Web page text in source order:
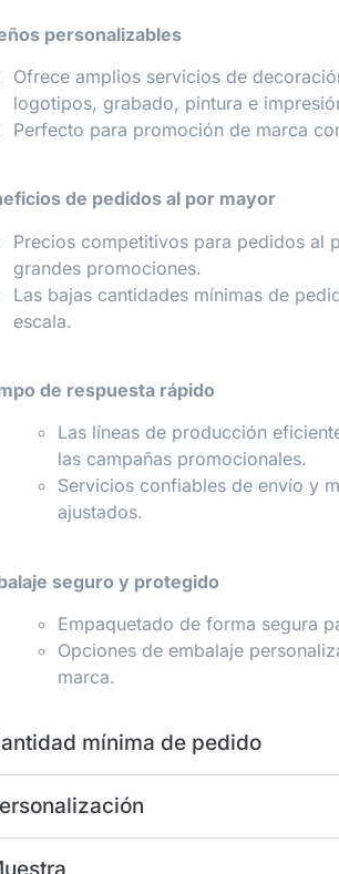
personalizables
Ofrece amplios servicios de
logotipos, grabado, pintura e
Perfecto para promoción de marca
de pedidos al por mayor
Precios competitivos para pedidos al
grandes promociones.
Las bajas cantidades mínimas de
escala.
de respuesta rápido
Las líneas de producción
las campañas promocionales.
Servicios confiables de envío y
ajustados.
seguro y protegido
Empaquetado de forma segura
Opciones de embalaje
marca.
mínima de pedido